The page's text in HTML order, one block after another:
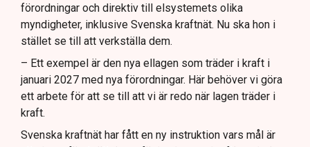
förordningar och direktiv till elsystemets olika
myndigheter, inklusive Svenska kraftnät. Nu ska hon i
stället se till att verkställa dem.
– Ett exempel är den nya ellagen som träder i kraft i
januari 2027 med nya förordningar. Här behöver vi göra
ett arbete för att se till att vi är redo när lagen träder i
kraft.
Svenska kraftnät har fått en ny instruktion vars mål är